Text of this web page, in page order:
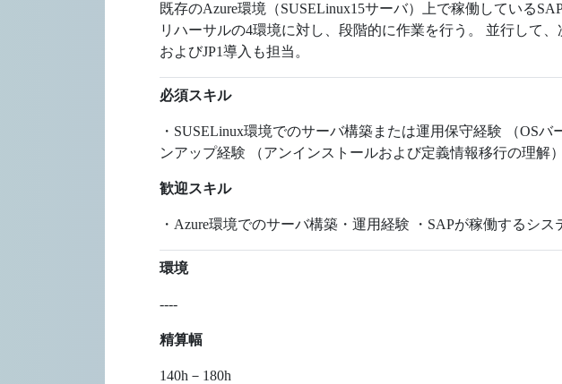
既存のAzure環境（SUSELinux15サーバ）上で稼働している
リハーサルの4環境に対し、段階的に作業を行う。 並行して
およびJP1導入も担当。
必須スキル
・SUSELinux環境でのサーバ構築または運用保守経験 （OS
ンアップ経験 （アンインストールおよび定義情報移行の理
歓迎スキル
・Azure環境でのサーバ構築・運用経験 ・SAPが稼働するシ
環境
----
精算幅
140h－180h